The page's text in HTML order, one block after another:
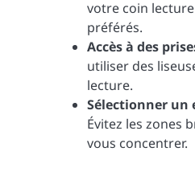
votre coin
préférés.
Accès à des
utiliser des
lecture.
Sélectionner un
Évitez les zones
vous concentrer.